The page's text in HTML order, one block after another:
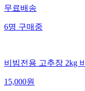
무료배송
6명구매중
비빔전용 고추장 2kg
15,000원